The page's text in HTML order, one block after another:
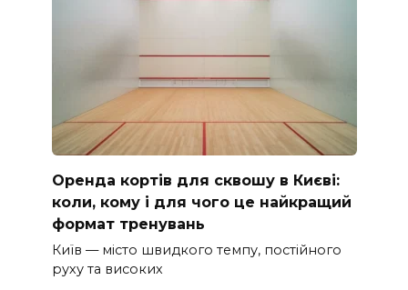
Оренда кортів для сквошу в Києві:
коли, кому і для чого це найкращий
формат тренувань
Київ — місто швидкого темпу, постійного
руху та високих